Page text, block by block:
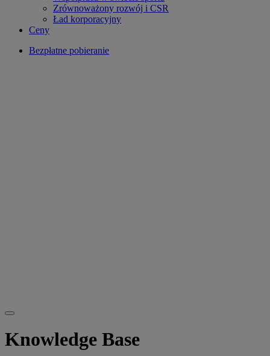
Zrównoważony rozwój i CSR
Ład korporacyjny
Ceny
Bezpłatne pobieranie
Knowledge Base